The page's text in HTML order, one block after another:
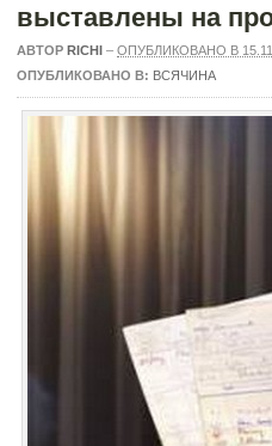
выставлены на
АВТОР RICHI – ОПУБЛИКОВАНО В
ОПУБЛИКОВАНО В: ВСЯЧИНА